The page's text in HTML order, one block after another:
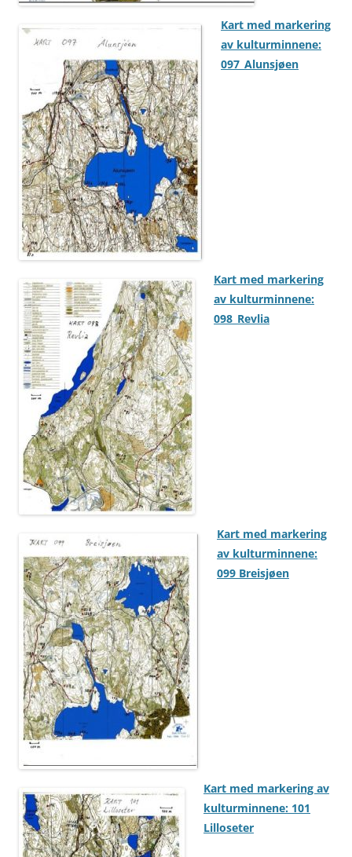
Kart med markering
av kulturminnene:
097_Alunsjøen
Kart med markering
av kulturminnene:
098_Revlia
Kart med markering
av kulturminnene:
099 Breisjøen
Kart med markering av
kulturminnene: 101
Lilloseter